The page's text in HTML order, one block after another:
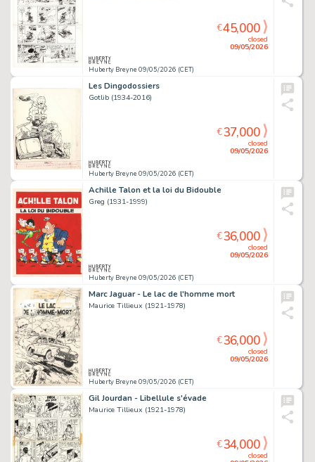
Huberty Breyne 09/05/2026 (CET)
closed
09/05/2026
€45,000
Les Dingodossiers
Gotlib (1934-2016)
Huberty Breyne 09/05/2026 (CET)
closed
09/05/2026
€37,000
Achille Talon et la loi du Bidouble
Greg (1931-1999)
Huberty Breyne 09/05/2026 (CET)
closed
09/05/2026
€36,000
Marc Jaguar - Le lac de l'homme mort
Maurice Tillieux (1921-1978)
Huberty Breyne 09/05/2026 (CET)
closed
09/05/2026
€36,000
Gil Jourdan - Libellule s'évade
Maurice Tillieux (1921-1978)
closed
€34,000